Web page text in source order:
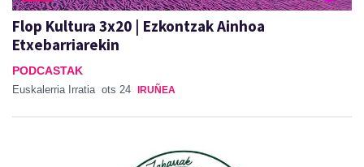
Flop Kultura 3x20 | Ezkontzak Ainhoa
Etxebarriarekin
PODCASTAK
Euskalerria Irratia ots 24 IRUÑEA